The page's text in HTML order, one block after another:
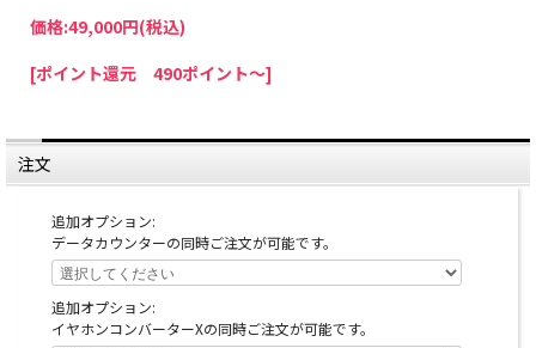
パチスロわっしょいでは、全ての台に「コイン不要機」を無料で取り付けて発送さ
せていただいております。コイン不要機をご利用になられますと、コインが必要な
ていただきましたら、ご注文価格より2000円引きいたします。
※在庫切れの台でも入荷している場合がありますので、電話かメールにてお問い合
わせ下さい。
価格:49,000円(税込)
[ポイント還元 490ポイント～]
注文
追加オプション:
データカウンターの同時ご注文が可能です。
追加オプション:
イヤホンコンバーターXの同時ご注文が可能です。